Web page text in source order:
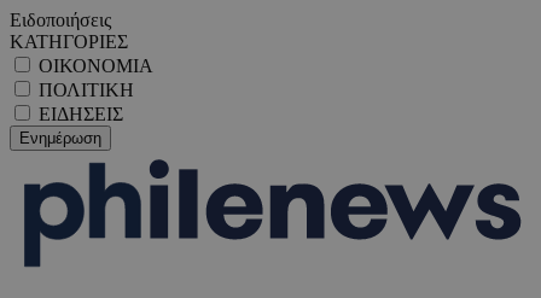
Ειδοποιήσεις
ΚΑΤΗΓΟΡΙΕΣ
ΟΙΚΟΝΟΜΙΑ
ΠΟΛΙΤΙΚΗ
ΕΙΔΗΣΕΙΣ